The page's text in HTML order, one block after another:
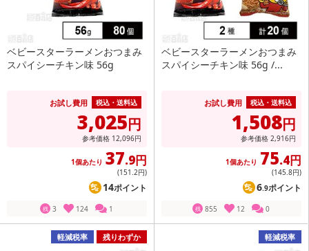
ベビースターラーメンおつまみ
スパイシーチキン味 56g
お試し費用 税込・送料込
3,025円
参考価格 12,096円
1個あたり 37.9円
(151.2円)
14ポイント
残 3 124 1
ベビースターラーメンおつまみ
スパイシーチキン味 56g /...
お試し費用 税込・送料込
1,508円
参考価格 2,916円
1個あたり 75.4円
(145.8円)
6.9ポイント
残 855 12 0
軽減税率 残りわずか 軽減税率